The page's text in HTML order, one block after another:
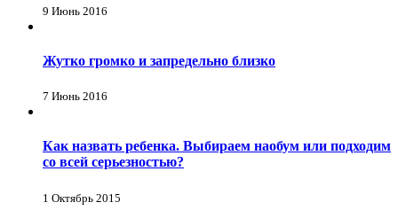
9 Июнь 2016
Жутко громко и запредельно близко
7 Июнь 2016
Как назвать ребенка. Выбираем наобум или подходим
со всей серьезностью?
1 Октябрь 2015